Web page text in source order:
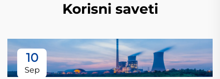
Korisni saveti
10
Sep